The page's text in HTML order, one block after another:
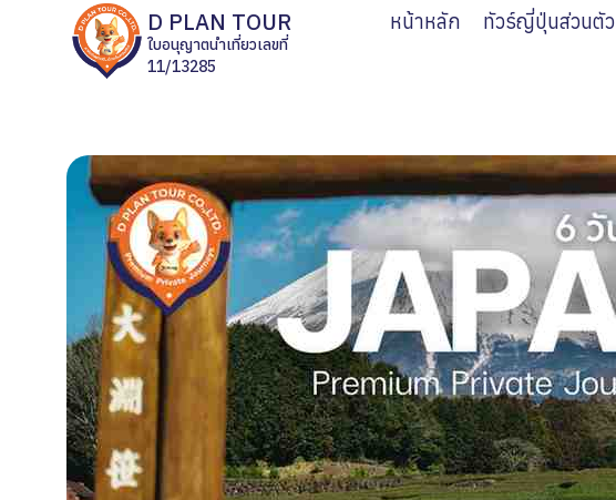
D PLAN TOUR
ใบอนุญาตนำเที่ยวเลขที่
11/13285
หน้าหลัก ทัวร์ญี่ปุ่นส่วนตัว